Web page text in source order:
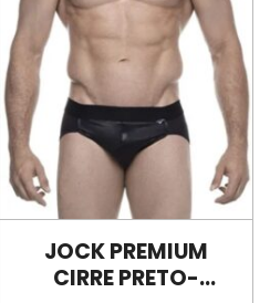
JOCK PREMIUM
CIRRE PRETO-